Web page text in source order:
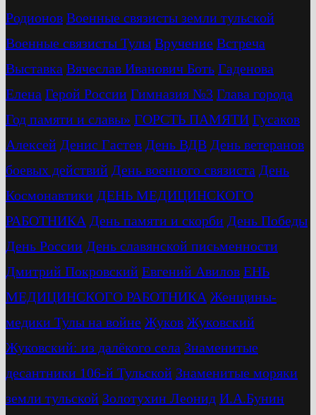
Родионов Военные связисты земли тульской
Военные связисты Тулы Вручение Встреча
Выставка Вячеслав Иванович Боть Гаденова
Елена Герой России Гимназия №3 Глава города
Год памяти и славы» ГОРСТЬ ПАМЯТИ Гусаков
Алексей Денис Гастев День ВДВ День ветеранов
боевых действий День военного связиста День
Космонавтики ДЕНЬ МЕДИЦИНСКОГО
РАБОТНИКА День памяти и скорби День Победы
День России День славянской письменности
Дмитрий Покровский Евгений Авилов ЕНЬ
МЕДИЦИНСКОГО РАБОТНИКА Женщины-
медики Тулы на войне Жуков Жуковский
Жуковский: из далёкого села Знаменитые
десантники 106-й Тульской Знаменитые моряки
земли тульской Золотухин Леонид И.А.Бунин